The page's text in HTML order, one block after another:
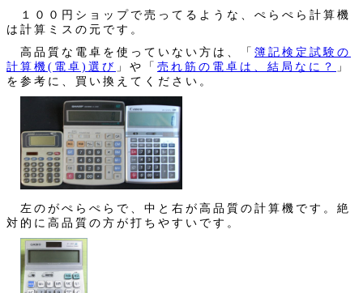
１００円ショップで売ってるような、ぺらぺら計算機
は計算ミスの元です。
高品質な電卓を使っていない方は、「 簿記検定試験の
計算機(電卓)選び 」や「 売れ筋の電卓は、結局なに？
」
を参考に、買い換えてください。
左のがぺらぺらで、中と右が高品質の計算機です。絶
対的に高品質の方が打ちやすいです。